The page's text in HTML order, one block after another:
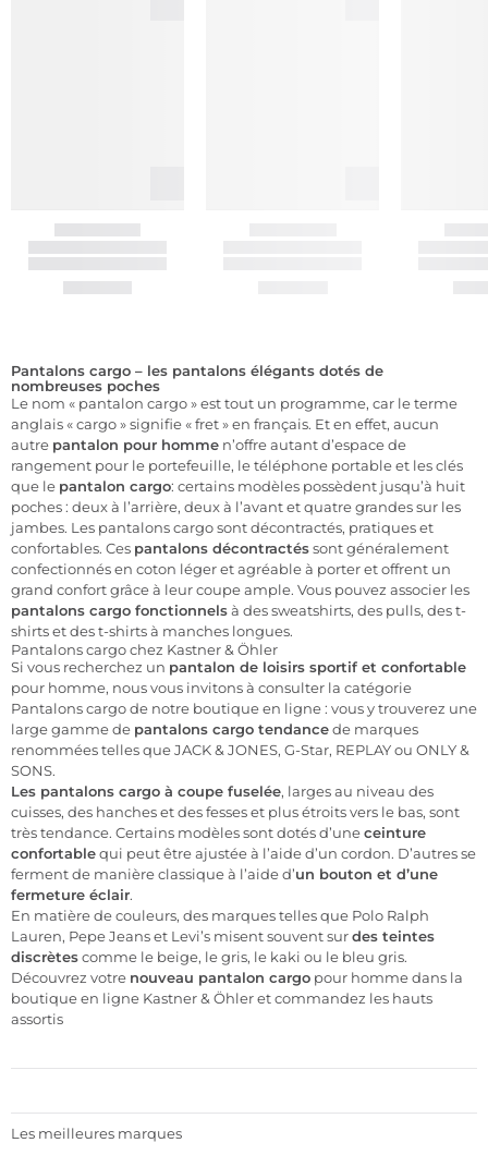
Pantalons cargo – les pantalons élégants dotés de
nombreuses poches
Le nom « pantalon cargo » est tout un programme, car le terme
anglais « cargo » signifie « fret » en français. Et en effet, aucun
autre pantalon pour homme n’offre autant d’espace de
rangement pour le portefeuille, le téléphone portable et les clés
que le pantalon cargo: certains modèles possèdent jusqu’à huit
poches : deux à l’arrière, deux à l’avant et quatre grandes sur les
jambes. Les pantalons cargo sont décontractés, pratiques et
confortables. Ces pantalons décontractéssont généralement
confectionnés en coton léger et agréable à porter et offrent un
grand confort grâce à leur coupe ample. Vous pouvez associer les
pantalons cargo fonctionnelsà des sweatshirts, des pulls, des t-
shirts et des t-shirts à manches longues.
Pantalons cargo chez Kastner & Öhler
Si vous recherchez un pantalon de loisirs sportif et confortable
pour homme, nous vous invitons à consulter la catégorie
Pantalons cargo de notre boutique en ligne : vous y trouverez une
large gamme de pantalons cargo tendancede marques
renommées telles que JACK & JONES, G-Star, REPLAY ou ONLY &
SONS.
Les pantalons cargo à coupe fuselée, larges au niveau des
cuisses, des hanches et des fesses et plus étroits vers le bas, sont
très tendance. Certains modèles sont dotés d’uneceinture
confortablequi peut être ajustée à l’aide d’un cordon. D’autres se
ferment de manière classique à l’aide d’un bouton et d’une
fermeture éclair.
En matière de couleurs, des marques telles que Polo Ralph
Lauren, Pepe Jeans et Levi’s misent souvent surdes teintes
discrètescomme le beige, le gris, le kaki ou le bleu gris.
Découvrez votre nouveau pantalon cargo pour homme dans la
boutique en ligne Kastner & Öhler et commandez les hauts
assortis
Les meilleures marques